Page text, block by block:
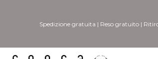
Spedizione gratuita | Reso gratuito|